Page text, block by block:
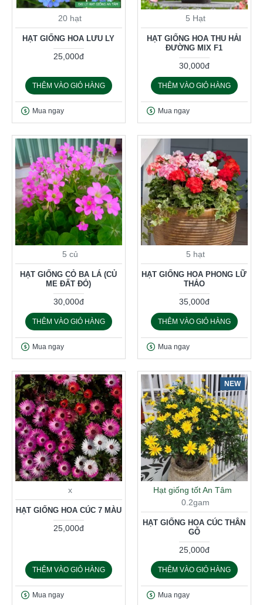
20 hạt
HẠT GIỐNG HOA LƯU LY
25,000đ
THÊM VÀO GIỎ HÀNG
Mua ngay
5 Hạt
HẠT GIỐNG HOA THU HẢI
ĐƯỜNG MIX F1
30,000đ
THÊM VÀO GIỎ HÀNG
Mua ngay
5 củ
HẠT GIỐNG CỎ BA LÁ (CỦ
ME ĐẤT ĐỎ)
30,000đ
THÊM VÀO GIỎ HÀNG
Mua ngay
5 hạt
HẠT GIỐNG HOA PHONG LỮ
THẢO
35,000đ
THÊM VÀO GIỎ HÀNG
Mua ngay
x
HẠT GIỐNG HOA CÚC 7 MÀU
25,000đ
THÊM VÀO GIỎ HÀNG
Mua ngay
NEW
Hạt giống tốt An Tâm
0.2gam
HẠT GIỐNG HOA CÚC THÂN
GỖ
25,000đ
THÊM VÀO GIỎ HÀNG
Mua ngay